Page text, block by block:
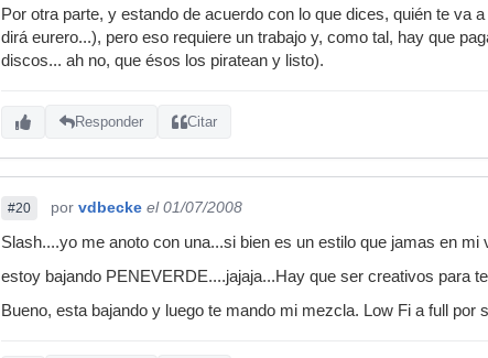
y que sepa tocar a tiempo, con un instrumento también de
yo soy partidario de NO usar este material antes de
cuando he empezado es sido principiante con un nivel
Si el material con el cual se va trabajar está ejecutado por
adecuado, luego vendría grabarlo con un material también
Por ejemplo, creo que la batería tendría que estar en un
si hubiera una pista más para la bordonera de la caja mucho
interesante que también se dispusiera una pista de una DI,
amplitube o similar, también algo como lo que ha hecho
calidad y estaba muy bien, esto es fundamental, sin no tiene
Por otra parte, y estando de acuerdo con lo que dices, quién te va
dirá eurero...), pero eso requiere un trabajo y, como tal, hay que
discos... ah no, que ésos los piratean y listo).
Responder Citar
#20 por vdbecke el 01/07/2008
Slash....yo me anoto con una...si bien es un estilo que jamas en
estoy bajando PENEVERDE....jajaja...Hay que ser creativos para
Bueno, esta bajando y luego te mando mi mezcla. Low Fi a full por